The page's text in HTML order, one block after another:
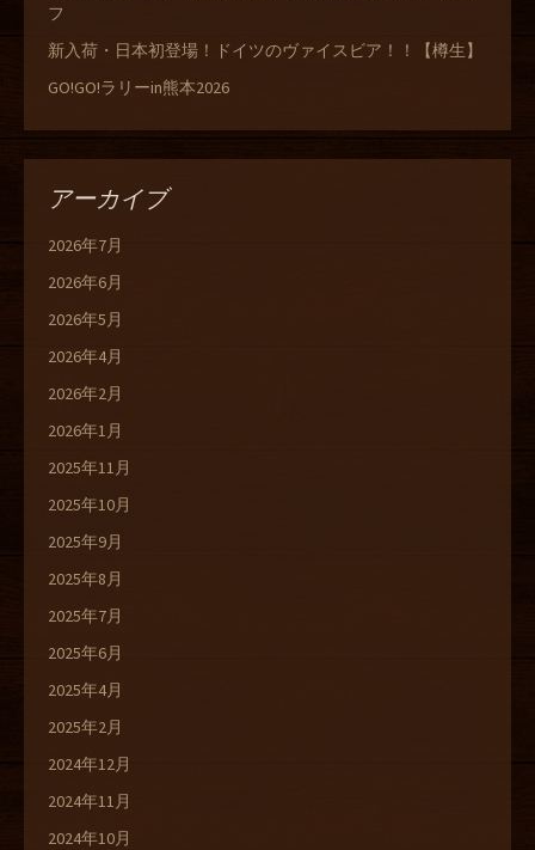
フ
新入荷・日本初登場！ドイツのヴァイスビア！！【樽生】
GO!GO!ラリーin熊本2026
アーカイブ
2026年7月
2026年6月
2026年5月
2026年4月
2026年2月
2026年1月
2025年11月
2025年10月
2025年9月
2025年8月
2025年7月
2025年6月
2025年4月
2025年2月
2024年12月
2024年11月
2024年10月